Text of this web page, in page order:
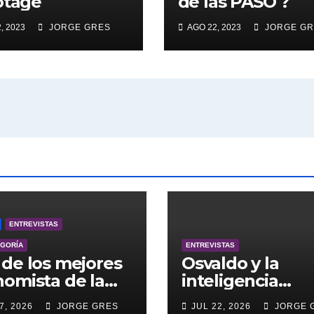
2023 JORGE GRES AGO 22, 2023 JORGE
ENTREVISTAS
los mejores
de la
engalana
2026 JORGE GRES
ENTREVISTAS
Osvaldo y la
inteligencia
artificial.
JUL 22, 2026 JORGE